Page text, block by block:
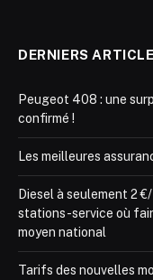
DERNIERS
Peugeot 408 : une
confirmé !
Les meilleures
Diesel à seulement 2
stations-service où
moyen national
Tarifs des nouvelles